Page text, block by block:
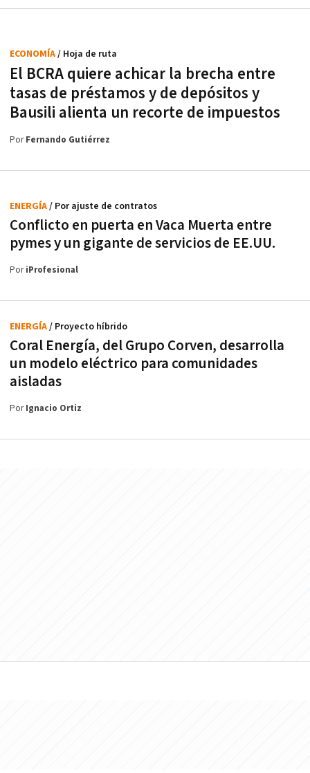
El BCRA quiere achicar la brecha entre
tasas de préstamos y de depósitos y
Bausili alienta un recorte de impuestos
ECONOMÍA/ Hoja de ruta
PorFernando Gutiérrez
Conflicto en puerta en Vaca Muerta entre
pymes y un gigante de servicios de EE.UU.
ENERGÍA/ Por ajuste de contratos
PoriProfesional
Coral Energía, del Grupo Corven, desarrolla
un modelo eléctrico para comunidades
aisladas
ENERGÍA/ Proyecto híbrido
PorIgnacio Ortiz